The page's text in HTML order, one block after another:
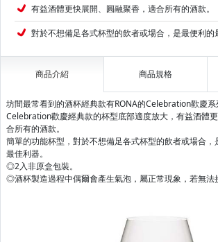
有益酒體更快展開、圓融聚香，適合所有的酒款。
對於不想備足各式杯型的飲者或場合，是最便利的
商品介紹 商品規格
坊間最常看到的酒杯經典款有RONA的Celebration歡慶
Celebration歡慶經典款的杯型底部適度放大，有益酒體
合所有的酒款。
簡單的功能杯型，對於不想備足各式杯型的飲者或場合，
最佳利器。
◎2入非原盒包裝。
◎酒杯製造過程中偶爾會產生氣泡，屬正常現象，若無法